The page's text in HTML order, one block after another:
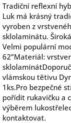
Tradiční reflexní
Luk má krásný
vyroben z
sklolaminátu.
Velmi populární
62”Materiál:
vlámskou tětivu
1ks.Pro bezpečné
pořídit rukavičku a
výběrem
kontaktovat.